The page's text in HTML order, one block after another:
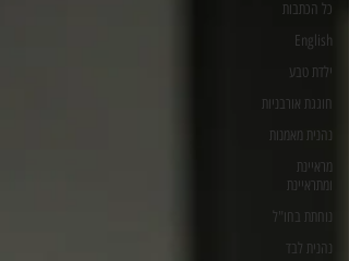
כל הכתבות
English
ילדת טבע
חוגגת אורבניות
נהנית מאמנות
מראיינת
ומתראיינת
נוחתת בחו"ל
נהנית לבד